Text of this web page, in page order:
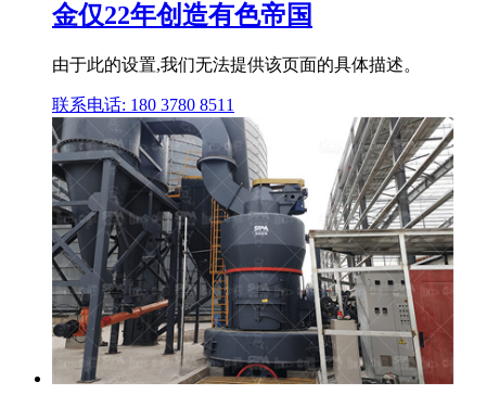
金仅22年创造有色帝国
由于此的设置,我们无法提供该页面的具体描述。
联系电话: 180 3780 8511